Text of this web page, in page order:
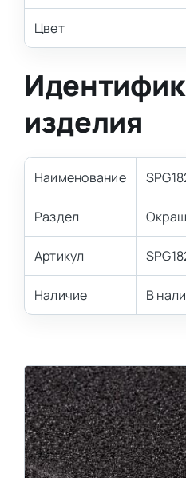
Цвет
изделия
Наименование
Раздел
Артикул
Наличие В